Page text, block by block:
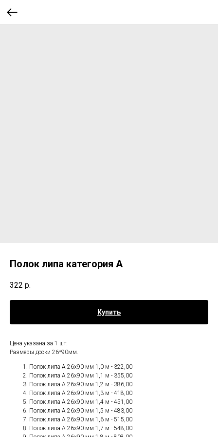
Полок липа категория А
322 р.
Купить
Цена указана за 1 шт.
Размеры доски 26*90мм.
Полок липа А 26х90 мм 1,0 м - 322,00
Полок липа А 26х90 мм 1,1 м - 355,00
Полок липа А 26х90 мм 1,2 м - 386,00
Полок липа А 26х90 мм 1,3 м - 418,00
Полок липа А 26х90 мм 1,4 м - 451,00
Полок липа А 26х90 мм 1,5 м - 483,00
Полок липа А 26х90 мм 1,6 м - 515,00
Полок липа А 26х90 мм 1,7 м - 548,00